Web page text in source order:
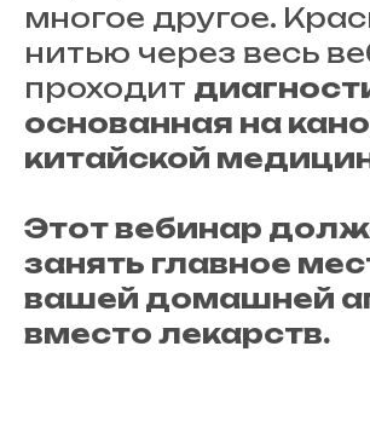
многое другое.
нитью через весь
проходит
основанная на
китайской
Этот вебинар
занять главное
вашей домашней
вместо лекарств.